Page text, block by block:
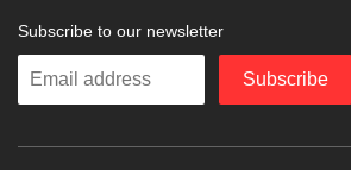
Subscribe to our newsletter
Enter
Subscribe